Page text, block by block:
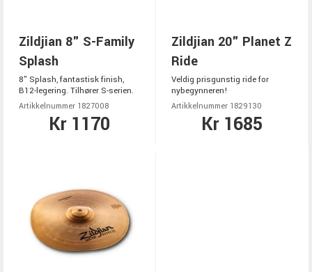
Zildjian 8" S-Family
Splash
8" Splash, fantastisk finish,
B12-legering. Tilhører S-serien.
Artikkelnummer 1827008
Kr 1170
Zildjian 20" Planet Z
Ride
Veldig prisgunstig ride for
nybegynneren!
Artikkelnummer 1829130
Kr 1685